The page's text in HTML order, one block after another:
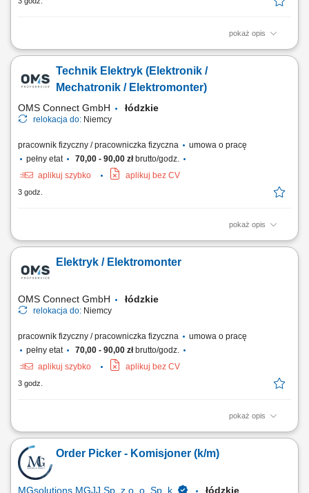
pokaż opis
Opis stanowiska Obsługa maszyn wykorzystywanych w produkcji
bieżących zleceń. Kontrola jakości gotowych wyrobów zgodnie z
obowiązującymi standardami. Nadzorowanie prawidłowego przebiegu
Technik Elektryk (Elektronik /
Mechatronik / Elektromonter)
OMS Connect GmbH łódzkie
relokacja do: Niemcy
pracownik fizyczny / pracowniczka fizyczna
umowa o pracę
pełny etat
70,00 - 90,00 złbrutto/godz.
aplikuj szybko
aplikuj bez CV
3 godz.
pokaż opis
Twoje zadania jako Technik Elektryk/ Elektronik/ Mechatronik/
kable; Wykonywanie podstawowych pomiarów przy użyciu miernika;
Dojazd do klienta z biura firmy samochodem służbowym; Twoje
Elektryk / Elektromonter
OMS Connect GmbH łódzkie
relokacja do: Niemcy
pracownik fizyczny / pracowniczka fizyczna
umowa o pracę
pełny etat
70,00 - 90,00 złbrutto/godz.
aplikuj szybko
aplikuj bez CV
3 godz.
pokaż opis
Opis stanowiska: Sprawdzanie bezpieczeństwa sprzętu elektrycznego
w różnych lokalizacjach. Kontrole techniczne sprzętu biurowego,
maszyn, złączy, kabli. Używanie mierników do podstawowych
pomiarów. Przejazdy samochodem służbowym do klientów.
Order Picker - Komisjoner (k/m)
MGsolutions MGJJ Sp. z o. o. Sp. k. łódzkie